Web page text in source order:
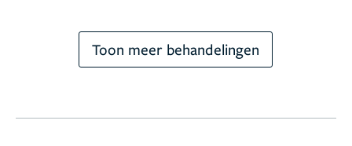
Toon meer behandelingen